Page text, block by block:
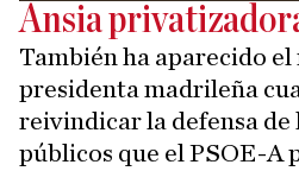
Ansia
También ha aparecido el
presidenta madrileña
reivindicar la defensa de
públicos que el PSOE-A